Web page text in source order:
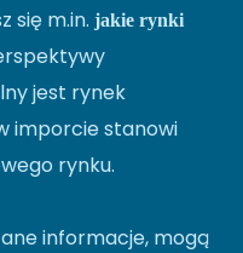
się m.in. jakie rynki
jest rynek
imporcie stanowi
rynku.
informacje, mogą